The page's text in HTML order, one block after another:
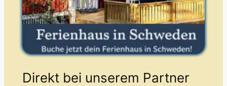
Direkt bei unserem Partner